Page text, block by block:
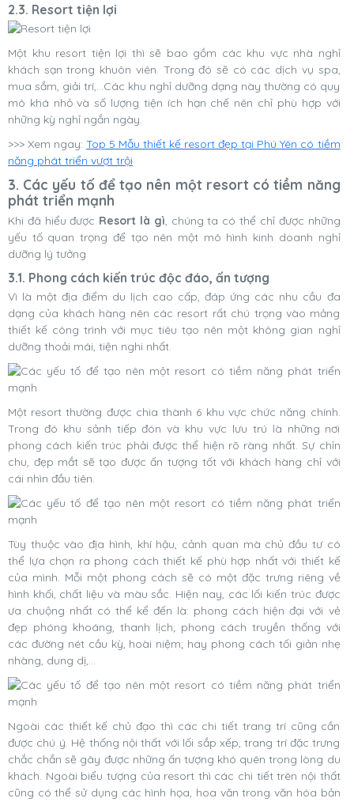
2.3. Resort tiện lợi
Một khu resort tiện lợi thì sẽ bao gồm các khu vực nhà nghỉ
khách sạn trong khuôn viên. Trong đó sẽ có các dịch vụ spa,
mua sắm, giải trí,...Các khu nghỉ dưỡng dạng này thường có quy
mô khá nhỏ và số lượng tiện ích hạn chế nên chỉ phù hợp với
những kỳ nghỉ ngắn ngày.
>>> Xem ngay:Top 5 Mẫu thiết kế resort đẹp tại Phú Yên có tiềm
năng phát triển vượt trội
3. Các yếu tố để tạo nên một resort có tiềm năng
phát triển mạnh
Khi đã hiểu được Resort là gì , chúng ta có thể chỉ được những
yếu tố quan trọng để tạo nên một mô hình kinh doanh nghỉ
dưỡng lý tưởng
3.1. Phong cách kiến trúc độc đáo, ấn tượng
Vì là một địa điểm du lịch cao cấp, đáp ứng các nhu cầu đa
dạng của khách hàng nên các resort rất chú trọng vào mảng
thiết kế công trình với mục tiêu tạo nên một không gian nghỉ
dưỡng thoải mái, tiện nghi nhất.
Một resort thường được chia thành 6 khu vực chức năng chính.
Trong đó khu sảnh tiếp đón và khu vực lưu trú là những nơi
phong cách kiến trúc phải được thể hiện rõ ràng nhất. Sự chỉn
chu, đẹp mắt sẽ tạo được ấn tượng tốt với khách hàng chỉ với
cái nhìn đầu tiên.
Tùy thuộc vào địa hình, khí hậu, cảnh quan mà chủ đầu tư có
thể lựa chọn ra phong cách thiết kế phù hợp nhất với thiết kế
của mình. Mỗi một phong cách sẽ có một đặc trưng riêng về
hình khối, chất liệu và màu sắc. Hiện nay, các lối kiến trúc được
ưa chuộng nhất có thể kể đến là: phong cách hiện đại với vẻ
đẹp phóng khoáng, thanh lịch; phong cách truyền thống với
các đường nét cầu kỳ, hoài niệm; hay phong cách tối giản nhẹ
nhàng, dung dị,...
Ngoài các thiết kế chủ đạo thì các chi tiết trang trí cũng cần
được chú ý. Hệ thống nội thất với lối sắp xếp, trang trí đặc trưng
chắc chắn sẽ gây được những ấn tượng khó quên trong lòng du
khách. Ngoài biểu tượng của resort thì các chi tiết trên nội thất
cũng có thể sử dụng các hình họa, hoa văn trong văn hóa bản